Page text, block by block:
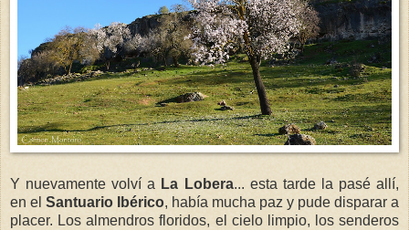
Y nuevamente volví a La Lobera... esta tarde la pasé allí,
en el Santuario Ibérico, había mucha paz y pude disparar a
placer. Los almendros floridos, el cielo limpio, los senderos